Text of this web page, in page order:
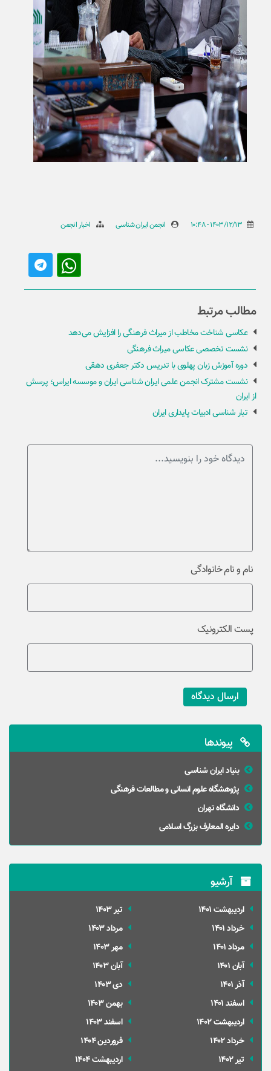
پیوندها
بنیاد ایران شناسی
پژوهشگاه علوم انسانی و مطالعات فرهنگی
دانشگاه تهران
دایره المعارف بزرگ اسلامی
آرشیو
ارديبهشت 1401
خرداد 1401
مرداد 1401
آبان 1401
آذر 1401
اسفند 1401
ارديبهشت 1402
خرداد 1402
تير 1402
تير 1403
مرداد 1403
مهر 1403
آبان 1403
دی 1403
بهمن 1403
اسفند 1403
فروردین 1404
ارديبهشت 1404
انجمن ایران شناسی اخبار انجمن
مطالب مرتبط
عکاسی شناخت مخاطب از میراث فرهنگی را افزایش می‌دهد
نشست تخصصی عکاسی میراث فرهنگی
دوره آموزش زبان پهلوی با تدریس دکتر جعفری دهقی
نشست مشترک انجمن علمی ایران شناسی ایران و موسسه ایراس؛ پرسش
از ایران
تبار شناسی ادبیات پایداری ایران
نام و نام خانوادگی
پست الکترونیک
ارسال دیدگاه